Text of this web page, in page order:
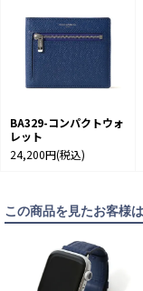
BA329-コンパクトウォ
レット
24,200円(税込)
この商品を見たお客様